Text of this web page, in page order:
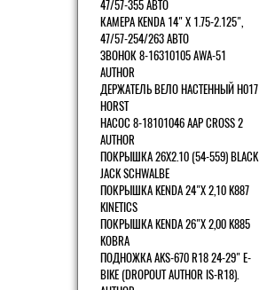
47/57-355 АВТО
КАМЕРА KENDA 14" Х 1.75-2.125",
47/57-254/263 АВТО
ЗВОНОК 8-16310105 AWA-51
AUTHOR
ДЕРЖАТЕЛЬ ВЕЛО НАСТЕННЫЙ H017
HORST
НАСОС 8-18101046 AAP CROSS 2
AUTHOR
ПОКРЫШКА 26X2.10 (54-559) BLACK
JACK SCHWALBE
ПОКРЫШКА KENDA 24"Х 2,10 K887
KINETICS
ПОКРЫШКА KENDA 26"Х 2,00 K885
KOBRA
ПОДНОЖКА AKS-670 R18 24-29" E-
BIKE (DROPOUT AUTHOR IS-R18).